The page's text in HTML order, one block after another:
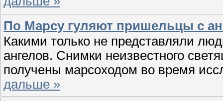
По Марсу гуляют пришельцы с
Какими только не представляли
ангелов. Снимки неизвестного
получены марсоходом во время
дальше »